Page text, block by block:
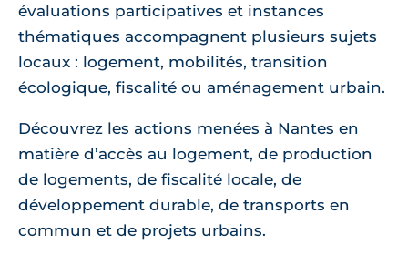
évaluations participatives et instances
thématiques accompagnent plusieurs sujets
locaux : logement, mobilités, transition
écologique, fiscalité ou aménagement urbain.
Découvrez les actions menées à Nantes en
matière d’accès au logement, de production
de logements, de fiscalité locale, de
développement durable, de transports en
commun et de projets urbains.